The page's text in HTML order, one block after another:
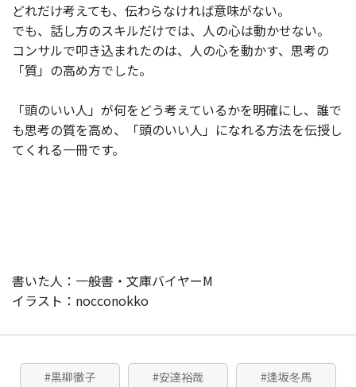
どれだけ考えても、伝わらなければ意味がない。
でも、話し方のスキルだけでは、人の心は動かせない。
コンサルで叩き込まれたのは、人の心を動かす、思考の
「質」の高め方でした。
「頭のいい人」が何をどう考えているかを明確にし、誰で
も思考の質を高め、「頭のいい人」になれる方法を伝授し
てくれる一冊です。
書いた人：一般書・文庫バイヤーM
イラスト：nocconokko
#黒柳徹子 #安達裕哉 #逢坂冬馬